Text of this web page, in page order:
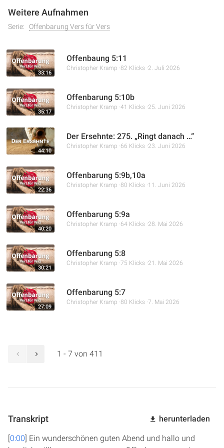
Weitere Aufnahmen
Serie: Offenbarung Vers für Vers
33:16
Offenbaung 5:11
Christopher Kramp 82 Klicks 2. Juli 2026
35:17
Offenbarung 5:10b
Christopher Kramp 41 Klicks 25. Juni 2026
44:10
Der Ersehnte: 275. „Ringt danach …“
Christopher Kramp 66 Klicks 23. Juni 2026
22:36
Offenbarung 5:9b,10a
Christopher Kramp 80 Klicks 11. Juni 2026
40:20
Offenbarung 5:9a
Christopher Kramp 64 Klicks 28. Mai 2026
30:21
Offenbarung 5:8
Christopher Kramp 75 Klicks 21. Mai 2026
27:09
Offenbarung 5:7
Christopher Kramp 80 Klicks 7. Mai 2026
1 - 7 von 411
Transkript herunterladen
[0:00] Ein wunderschönen guten Abend und hallo und